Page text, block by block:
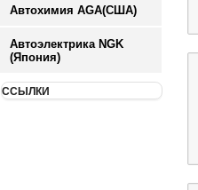
Автохимия AGA(США)
Автоэлектрика NGK
(Япония)
ССЫЛКИ